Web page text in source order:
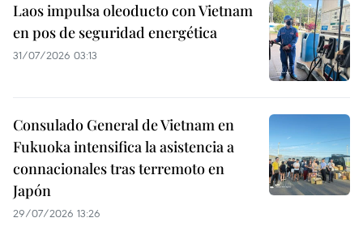
Laos impulsa oleoducto con Vietnam
en pos de seguridad energética
31/07/2026 03:13
Consulado General de Vietnam en
Fukuoka intensifica la asistencia a
connacionales tras terremoto en
Japón
29/07/2026 13:26